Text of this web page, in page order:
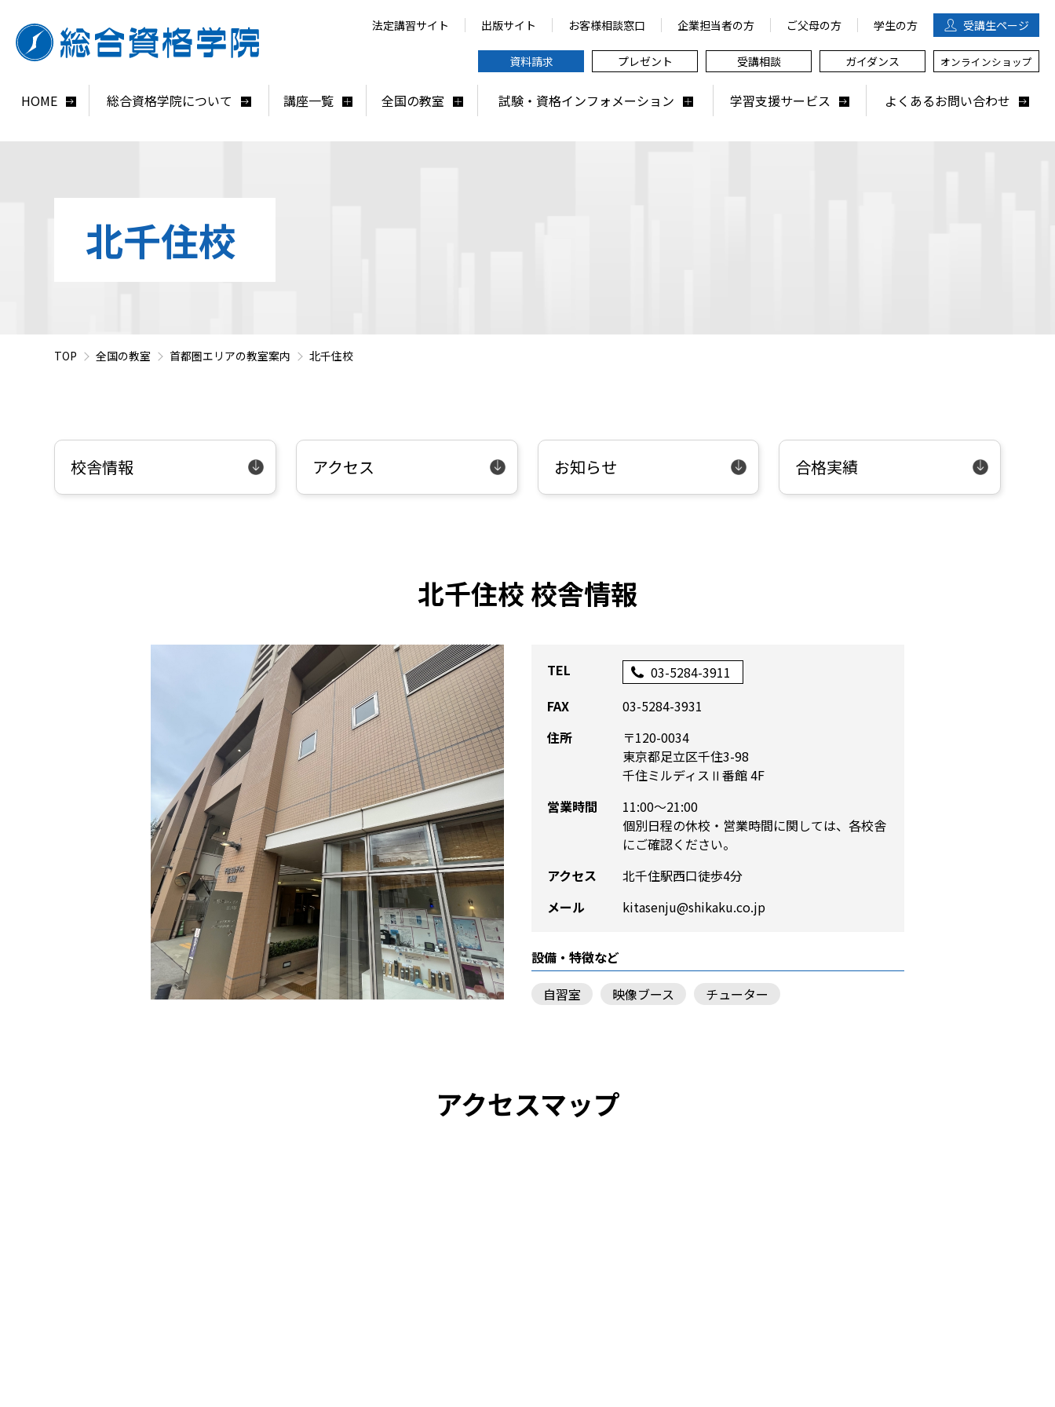
HOME 総合資格学院について 講座一覧 全国の教室 試験・資格インフォメーション 学習支援サービス よくあるお問い合わせ
受講生ページ
企業担当者の方 ご父母の方 学生の方
法定講習サイト 出版サイト お客様相談窓口
資料請求 プレゼント 受講相談 ガイダンス オンラインショップ
北千住校
TOP 全国の教室 首都圏エリアの教室案内 北千住校
校舎情報 アクセス お知らせ 合格実績
北千住校 校舎情報
TEL
03-5284-3911
FAX
03-5284-3931
住所
〒120-0034
東京都足立区千住3-98
千住ミルディスⅡ番館 4F
営業時間
11:00～21:00
個別日程の休校・営業時間に関しては、各校舎
にご確認ください。
アクセス
北千住駅西口徒歩4分
メール
kitasenju@shikaku.co.jp
設備・特徴など
自習室
映像ブース チューター
アクセスマップ